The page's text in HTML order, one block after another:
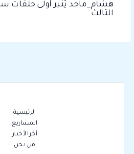
هشام_ماجد يُنير أولى حلقات
الثالث
الرئيسية
المشاريع
آخر الأخبار
من نحن